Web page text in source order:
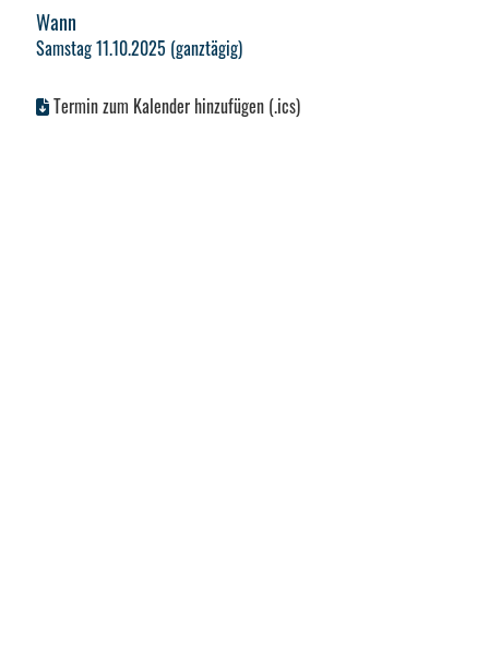
Wann
Samstag 11.10.2025 (ganztägig)
Termin zum Kalender hinzufügen (.ics)